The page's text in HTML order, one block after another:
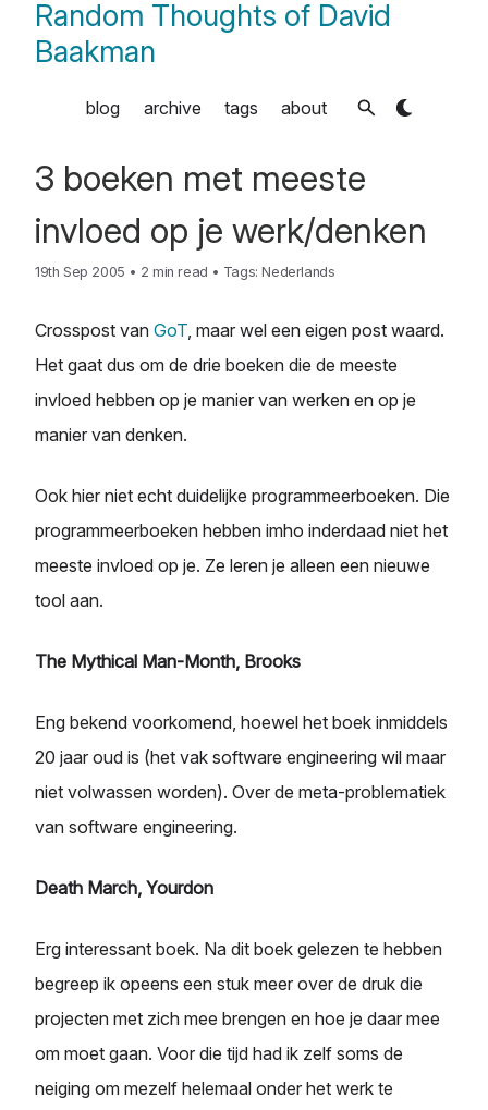
Random Thoughts of David
Baakman
blog archive tags about
3 boeken met meeste
invloed op je werk/denken
19th Sep 2005 • 2 min read • Tags:Nederlands
Crosspost van GoT , maar wel een eigen post waard.
Het gaat dus om de drie boeken die de meeste
invloed hebben op je manier van werken en op je
manier van denken.
Ook hier niet echt duidelijke programmeerboeken. Die
programmeerboeken hebben imho inderdaad niet het
meeste invloed op je. Ze leren je alleen een nieuwe
tool aan.
The Mythical Man-Month, Brooks
Eng bekend voorkomend, hoewel het boek inmiddels
20 jaar oud is (het vak software engineering wil maar
niet volwassen worden). Over de meta-problematiek
van software engineering.
Death March, Yourdon
Erg interessant boek. Na dit boek gelezen te hebben
begreep ik opeens een stuk meer over de druk die
projecten met zich mee brengen en hoe je daar mee
om moet gaan. Voor die tijd had ik zelf soms de
neiging om mezelf helemaal onder het werk te